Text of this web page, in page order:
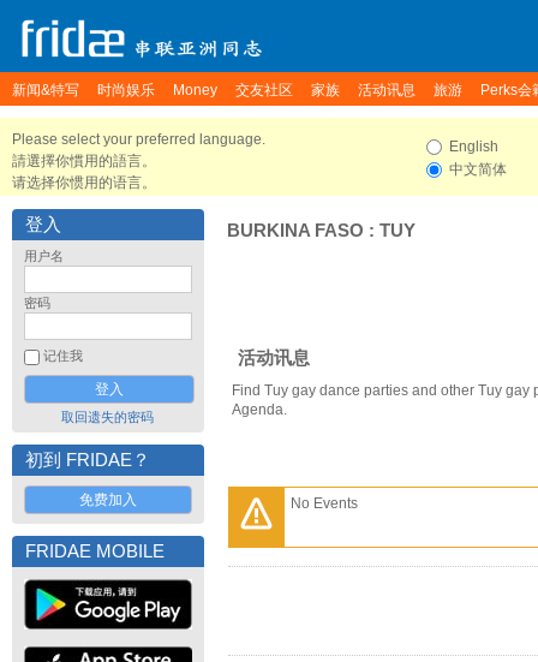
新闻&特写 时尚娱乐 Money 交友社区 家族 活动讯息 旅游 Perks会
Please select your preferred language.
請選擇你慣用的語言。
请选择你惯用的语言。
English
中文简体
登入
用户名
密码
记住我
取回遗失的密码
初到 FRIDAE？
免费加入
FRIDAE MOBILE
BURKINA FASO : TUY
活动讯息
Find Tuy gay dance parties and other Tuy gay
Agenda.
No Events